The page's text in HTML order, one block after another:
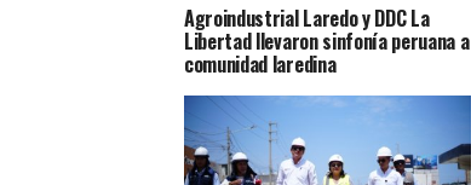
Agroindustrial Laredo y DDC La
Libertad llevaron sinfonía peruana a
comunidad laredina